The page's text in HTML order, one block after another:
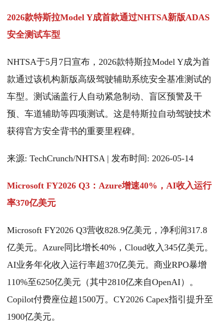
2026款特斯拉Model Y成首款通过NHTSA新版ADAS
安全测试车型
NHTSA于5月7日宣布，2026款特斯拉Model Y成为首
款通过该机构新版高级驾驶辅助系统安全基准测试的
车型。测试涵盖行人自动紧急制动、盲区预警及干
预、车道辅助等四项测试。这是特斯拉自动驾驶技术
获得官方安全背书的重要里程碑。
来源: TechCrunch/NHTSA | 发布时间: 2026-05-14
Microsoft FY2026 Q3：Azure增速40%，AI收入运行
率370亿美元
Microsoft FY2026 Q3营收828.9亿美元，净利润317.8
亿美元。Azure同比增长40%，Cloud收入345亿美元。
AI业务年化收入运行率超370亿美元。商业RPO暴增
110%至6250亿美元（其中2810亿来自OpenAI）。
Copilot付费座位超1500万。CY2026 Capex指引提升至
1900亿美元。